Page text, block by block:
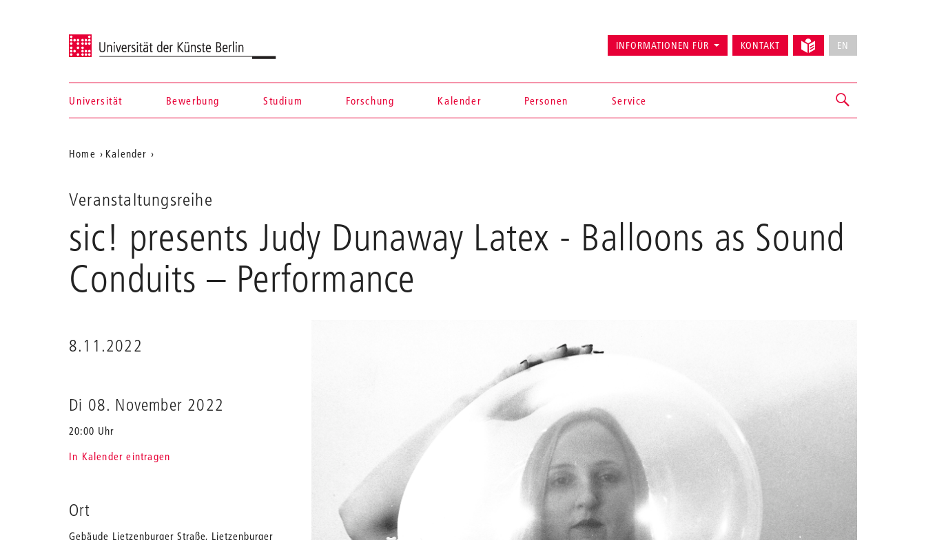
Universität der Künste Berlin
Navigation &
Universität Bewerbung Studium Forschung Kalender Personen Service
INFORMATIONEN FÜR KONTAKT EN
Aktuelle
auf
der
Webseite
Home
Kalender
Judy
Dunaway
Balloons
as
Sound
Veranstaltungsreihe
sic! presents Judy Dunaway Latex - Balloons as Sound
Conduits – Performance
8.11.2022
Di 08. November 2022
20:00 Uhr
In Kalender eintragen
Ort
Gebäude Lietzenburger Straße, Lietzenburger